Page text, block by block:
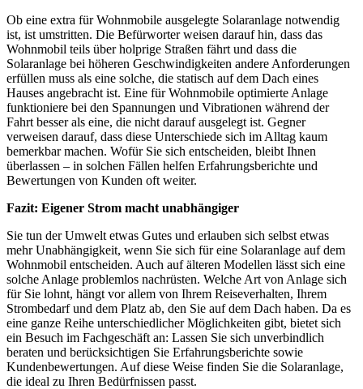
Ob eine extra für Wohnmobile ausgelegte Solaranlage notwendig
ist, ist umstritten. Die Befürworter weisen darauf hin, dass das
Wohnmobil teils über holprige Straßen fährt und dass die
Solaranlage bei höheren Geschwindigkeiten andere Anforderungen
erfüllen muss als eine solche, die statisch auf dem Dach eines
Hauses angebracht ist. Eine für Wohnmobile optimierte Anlage
funktioniere bei den Spannungen und Vibrationen während der
Fahrt besser als eine, die nicht darauf ausgelegt ist. Gegner
verweisen darauf, dass diese Unterschiede sich im Alltag kaum
bemerkbar machen. Wofür Sie sich entscheiden, bleibt Ihnen
überlassen – in solchen Fällen helfen Erfahrungsberichte und
Bewertungen von Kunden oft weiter.
Fazit: Eigener Strom macht unabhängiger
Sie tun der Umwelt etwas Gutes und erlauben sich selbst etwas
mehr Unabhängigkeit, wenn Sie sich für eine Solaranlage auf dem
Wohnmobil entscheiden. Auch auf älteren Modellen lässt sich eine
solche Anlage problemlos nachrüsten. Welche Art von Anlage sich
für Sie lohnt, hängt vor allem von Ihrem Reiseverhalten, Ihrem
Strombedarf und dem Platz ab, den Sie auf dem Dach haben. Da es
eine ganze Reihe unterschiedlicher Möglichkeiten gibt, bietet sich
ein Besuch im Fachgeschäft an: Lassen Sie sich unverbindlich
beraten und berücksichtigen Sie Erfahrungsberichte sowie
Kundenbewertungen. Auf diese Weise finden Sie die Solaranlage,
die ideal zu Ihren Bedürfnissen passt.